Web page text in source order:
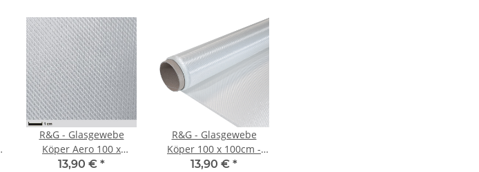
R&G - Glasgewebe
Köper Aero 100 x
100cm - 163g
13,90 € *
R&G - Glasgewebe
Köper 100 x 100cm -
80g
13,90 € *